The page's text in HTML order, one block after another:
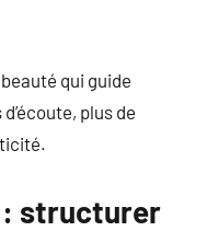
qui guide
plus de
: structurer